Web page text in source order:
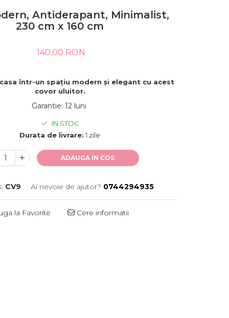
Antiderapant, Minimalist,
230 cm x 160 cm
140,00 RON
într-un spațiu modern și elegant cu acest
covor uluitor.
Garantie: 12 luni
IN STOC
Durata de livrare: 1 zile
ADAUGA IN COS
CV9 Ai nevoie de ajutor? 0744294935
la Favorite Cere informatii